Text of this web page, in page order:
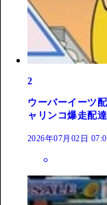
2
ウーバーイーツ
ャリンコ爆走配達
2026年07月02日